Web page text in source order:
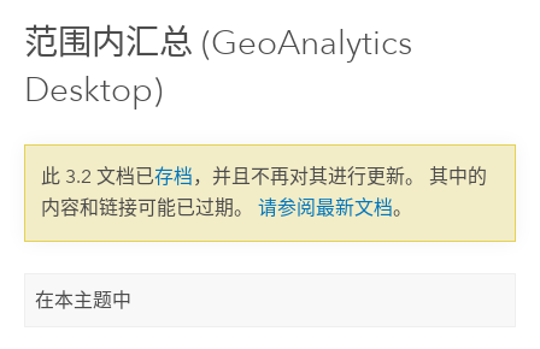
范围内汇总 (GeoAnalytics
Desktop)
此 3.2 文档已存档，并且不再对其进行更新。 其中的
内容和链接可能已过期。 请参阅最新文档。
在本主题中